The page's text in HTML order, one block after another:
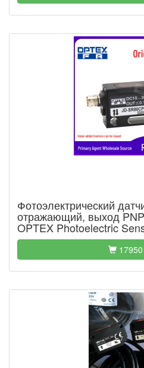
Фотоэлектрический
отражающий, выход
OPTEX Photoelectric